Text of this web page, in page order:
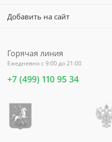
Добавить на сайт
Горячая линия
Ежедневно с 9:00 до 21:00
+7 (499) 110 95 34